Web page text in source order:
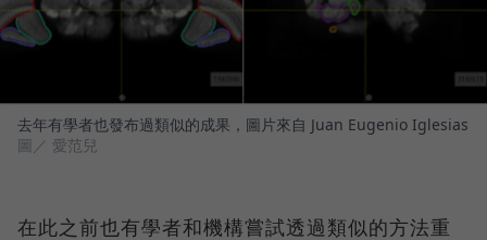
去年有學者也發布過類似的成果，圖片來自 Juan Eugenio Iglesias
圖／ 愛范兒
在此之前也有學者和機構嘗試透過類似的方法重